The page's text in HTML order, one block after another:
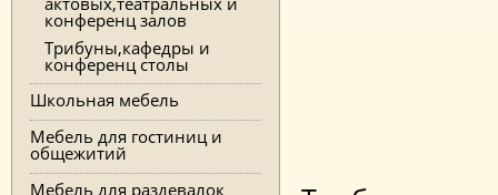
конференц залов
Трибуны,кафедры и
конференц столы
Школьная мебель
Мебель для гостиниц и
общежитий
Мебель для раздевалок